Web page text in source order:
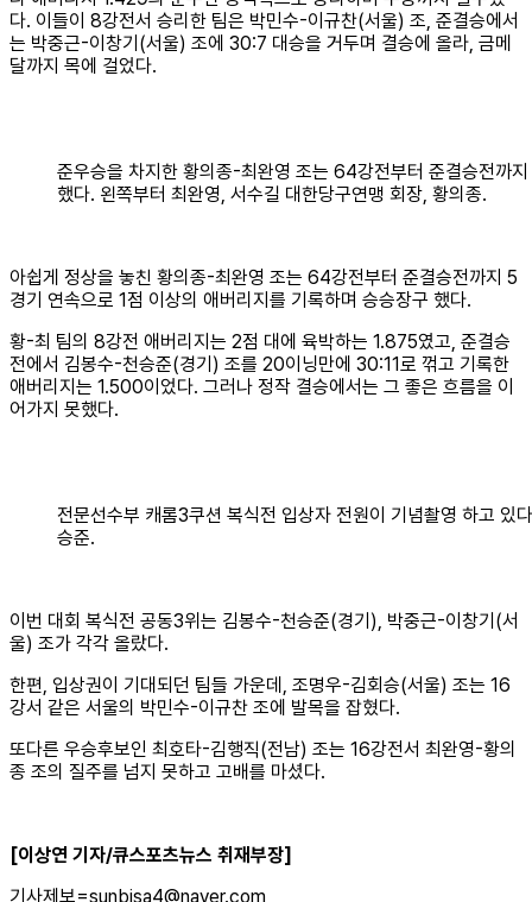
다. 이들이 8강전서 승리한 팀은 박민수-이규찬(서울) 조, 준결승에서
는 박중근-이창기(서울) 조에 30:7 대승을 거두며 결승에 올라, 금메
달까지 목에 걸었다.
준우승을 차지한 황의종-최완영 조는 64강전부터 준결승전까
했다. 왼쪽부터 최완영, 서수길 대한당구연맹 회장, 황의종.
아쉽게 정상을 놓친 황의종-최완영 조는 64강전부터 준결승전까지 5
경기 연속으로 1점 이상의 애버리지를 기록하며 승승장구 했다.
황-최 팀의 8강전 애버리지는 2점 대에 육박하는 1.875였고, 준결승
전에서 김봉수-천승준(경기) 조를 20이닝만에 30:11로 꺾고 기록한
애버리지는 1.500이었다. 그러나 정작 결승에서는 그 좋은 흐름을 이
어가지 못했다.
전문선수부 캐롬3쿠션 복식전 입상자 전원이 기념촬영 하고
승준.
이번 대회 복식전 공동3위는 김봉수-천승준(경기), 박중근-이창기(서
울) 조가 각각 올랐다.
한편, 입상권이 기대되던 팀들 가운데, 조명우-김회승(서울) 조는 16
강서 같은 서울의 박민수-이규찬 조에 발목을 잡혔다.
또다른 우승후보인 최호타-김행직(전남) 조는 16강전서 최완영-황의
종 조의 질주를 넘지 못하고 고배를 마셨다.
[이상연 기자/큐스포츠뉴스 취재부장]
기사제보=sunbisa4@naver.com